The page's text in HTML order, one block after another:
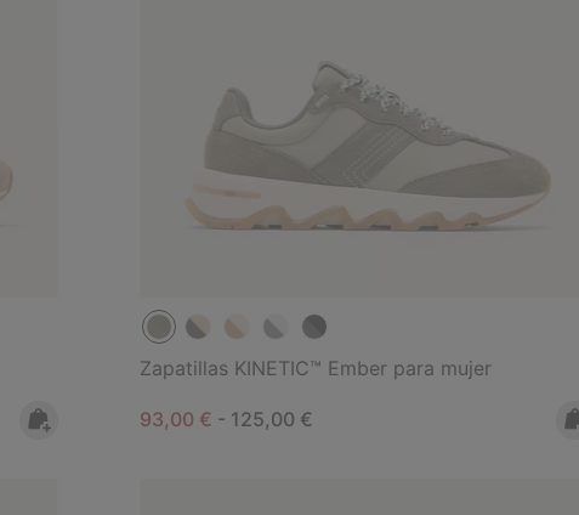
Zapatillas KINETIC™ Ember para mujer
Minimum sale price:
93,00 € - Maximum price:
125,00 €